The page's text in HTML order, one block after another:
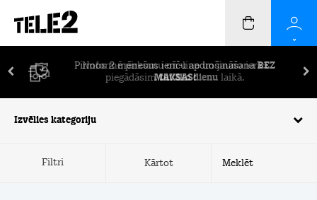
Pirmos 2 mēnešus ierīču apdrošināšanaBEZ
MAKSAS!
Izvēlies kategoriju
Filtri Kārtot